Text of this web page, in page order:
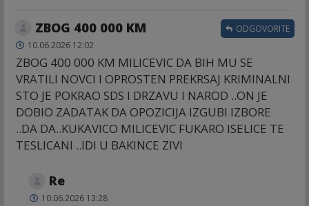
ZBOG 400 000 KM
10.06.2026 12:02
ZBOG 400 000 KM MILICEVIC DA BIH MU SE
VRATILI NOVCI I OPROSTEN PREKRSAJ KRIMINALNI
STO JE POKRAO SDS I DRZAVU I NAROD ..ON JE
DOBIO ZADATAK DA OPOZICIJA IZGUBI IZBORE
..DA DA..KUKAVICO MILICEVIC FUKARO ISELICE TE
TESLICANI ..IDI U BAKINCE ZIVI
ODGOVORITE
Re
10.06.2026 13:28